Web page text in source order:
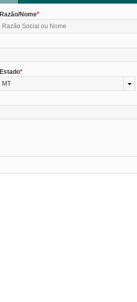
Razão/Nome
Estado
MT